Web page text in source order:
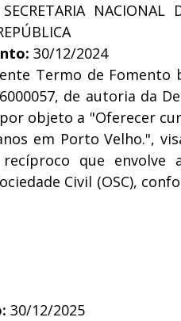
NACIONAL
30/12/2024
Termo de Fomento
de autoria da
objeto a "Oferecer
em Porto Velho.",
que envolve
Civil (OSC),
30/12/2025